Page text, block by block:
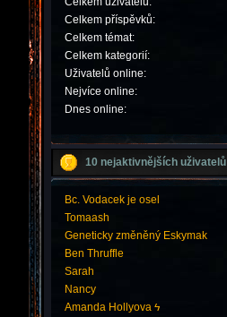
Celkem příspěvků:
Celkem témat:
Celkem kategorií:
Uživatelů online:
Nejvíce online:
Dnes online:
10 nejaktivnějších uživatelů
Bc. Vodacek je osel
Tomaash
Geneticky změněný Eskymak
Ben Thruffle
Sarah
Nancy
Amanda Hollyova ϟ